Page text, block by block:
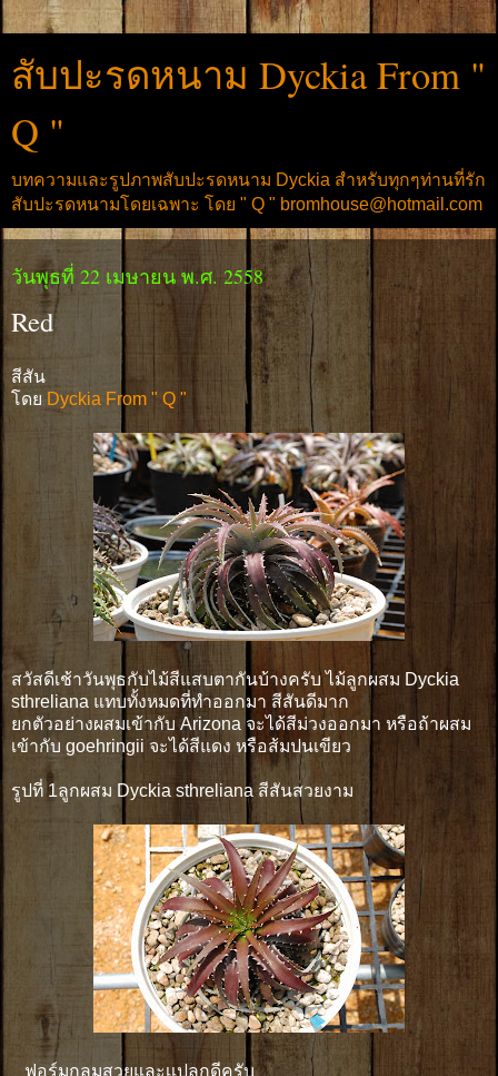
สับปะรดหนาม Dyckia From "
Q "
บทความและรูปภาพสับปะรดหนาม Dyckia สำหรับทุกๆท่านที่รัก
สับปะรดหนามโดยเฉพาะ โดย " Q " bromhouse@hotmail.com
วันพุธที่ 22 เมษายน พ.ศ. 2558
Red
สีสัน
โดย Dyckia From " Q "
สวัสดีเช้าวันพุธกับไม้สีแสบตากันบ้างครับ ไม้ลูกผสม Dyckia
sthreliana แทบทั้งหมดที่ทำออกมา สีสันดีมาก
ยกตัวอย่างผสมเข้ากับ Arizona จะได้สีม่วงออกมา หรือถ้าผสม
เข้ากับ goehringii จะได้สีแดง หรือส้มปนเขียว
รูปที่ 1ลูกผสม Dyckia sthreliana สีสันสวยงาม
ฟอร์มกลมสวยและเเปลกดีครับ